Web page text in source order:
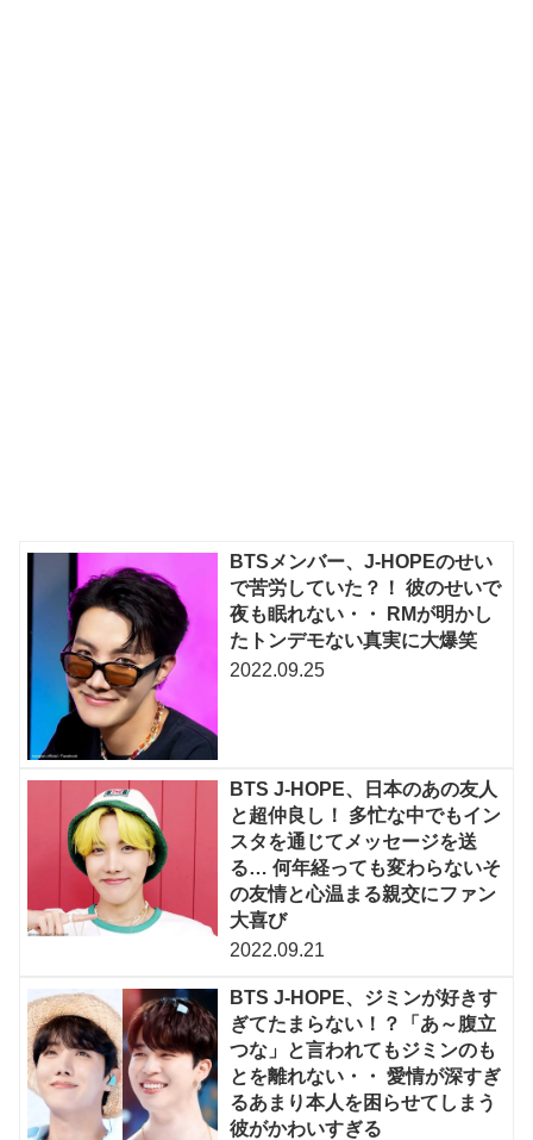
BTSメンバー、J-HOPEのせい
で苦労していた？！ 彼のせいで
夜も眠れない・・ RMが明かし
たトンデモない真実に大爆笑
2022.09.25
BTS J-HOPE、日本のあの友人
と超仲良し！ 多忙な中でもイン
スタを通じてメッセージを送
る… 何年経っても変わらないそ
の友情と心温まる親交にファン
大喜び
2022.09.21
BTS J-HOPE、ジミンが好きす
ぎてたまらない！？「あ～腹立
つな」と言われてもジミンのも
とを離れない・・ 愛情が深すぎ
るあまり本人を困らせてしまう
彼がかわいすぎる